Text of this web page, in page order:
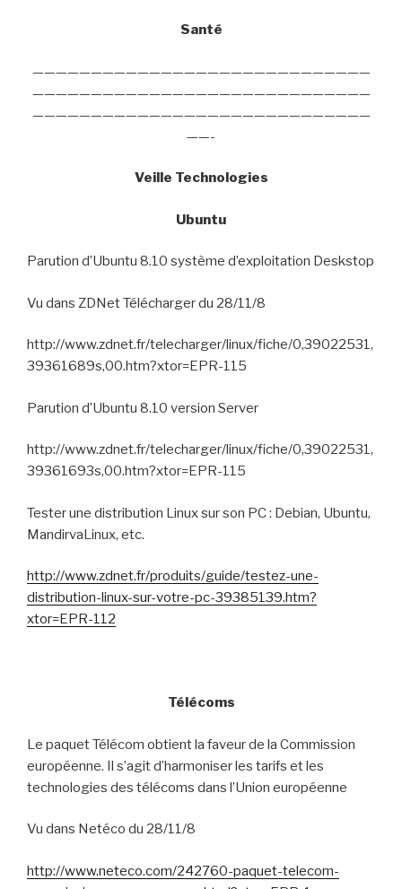
Santé
—————————————————————————————
—————————————————————————————
—————————————————————————————
——-
Veille Technologies
Ubuntu
Parution d’Ubuntu 8.10 système d’exploitation Deskstop
Vu dans ZDNet Télécharger du 28/11/8
http://www.zdnet.fr/telecharger/linux/fiche/0,39022531,
39361689s,00.htm?xtor=EPR-115
Parution d’Ubuntu 8.10 version Server
http://www.zdnet.fr/telecharger/linux/fiche/0,39022531,
39361693s,00.htm?xtor=EPR-115
Tester une distribution Linux sur son PC : Debian, Ubuntu,
MandirvaLinux, etc.
http://www.zdnet.fr/produits/guide/testez-une-
distribution-linux-sur-votre-pc-39385139.htm?
xtor=EPR-112
Télécoms
Le paquet Télécom obtient la faveur de la Commission
européenne. Il s’agit d’harmoniser les tarifs et les
technologies des télécoms dans l’Union européenne
Vu dans Netéco du 28/11/8
http://www.neteco.com/242760-paquet-telecom-